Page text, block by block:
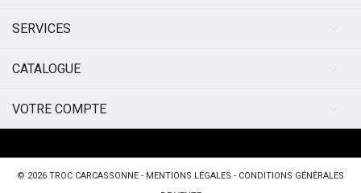
SERVICES
CATALOGUE
VOTRE COMPTE
© 2026 TROC CARCASSONNE - MENTIONS LÉGALES - CONDITIONS GÉNÉRALES